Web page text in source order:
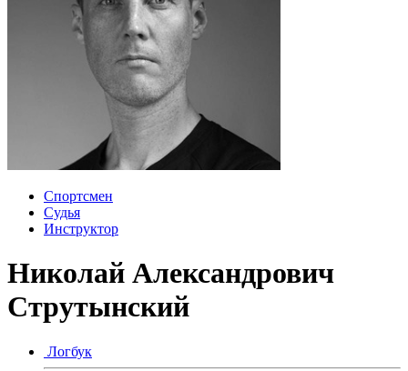
Спортсмен
Судья
Инструктор
Николай Александрович
Струтынский
Логбук